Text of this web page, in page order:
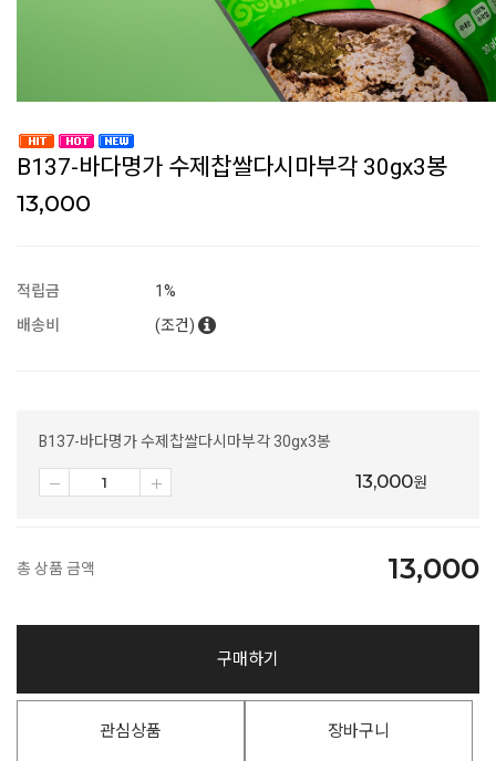
B137-바다명가 수제찹쌀다시마부각 30gx3봉
13,000
적립금
1%
배송비
(조건)
B137-바다명가 수제찹쌀다시마부각 30gx3봉
13,000원
총 상품 금액 13,000
구매하기
관심상품 장바구니